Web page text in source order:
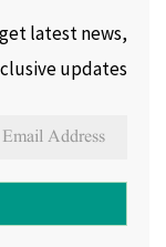
latest news,
updates.